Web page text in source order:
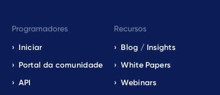
Programadores
Iniciar
Portal da comunidade
API
Recursos
Blog / Insights
White Papers
Webinars